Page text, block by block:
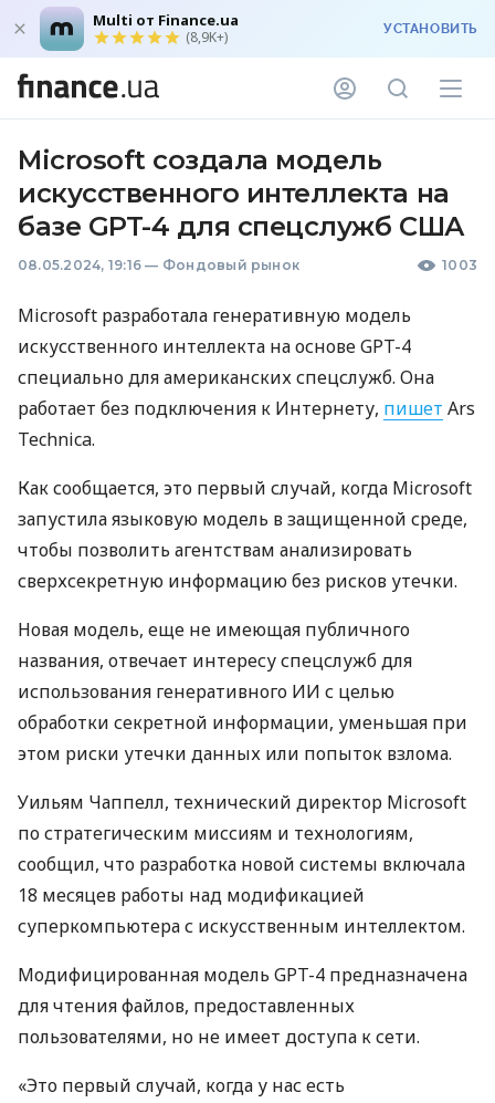
Multi от Finance.ua
(8,9K+) УСТАНОВИТЬ
Microsoft создала модель
искусственного интеллекта на
базе GPT-4 для спецслужб США
08.05.2024, 19:16 — Фондовый рынок 1003
Microsoft разработала генеративную модель
искусственного интеллекта на основе GPT-4
специально для американских спецслужб. Она
работает без подключения к Интернету, пишет Ars
Technica.
Как сообщается, это первый случай, когда Microsoft
запустила языковую модель в защищенной среде,
чтобы позволить агентствам анализировать
сверхсекретную информацию без рисков утечки.
Новая модель, еще не имеющая публичного
названия, отвечает интересу спецслужб для
использования генеративного ИИ с целью
обработки секретной информации, уменьшая при
этом риски утечки данных или попыток взлома.
Уильям Чаппелл, технический директор Microsoft
по стратегическим миссиям и технологиям,
сообщил, что разработка новой системы включала
18 месяцев работы над модификацией
суперкомпьютера с искусственным интеллектом.
Модифицированная модель GPT-4 предназначена
для чтения файлов, предоставленных
пользователями, но не имеет доступа к сети.
«Это первый случай, когда у нас есть